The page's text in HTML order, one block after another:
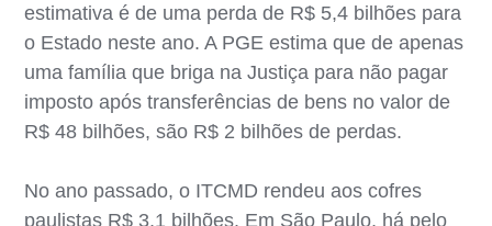
estimativa é de uma perda de R$ 5,4 bilhões para
o Estado neste ano. A PGE estima que de apenas
uma família que briga na Justiça para não pagar
imposto após transferências de bens no valor de
R$ 48 bilhões, são R$ 2 bilhões de perdas.
No ano passado, o ITCMD rendeu aos cofres
paulistas R$ 3,1 bilhões. Em São Paulo, há pelo